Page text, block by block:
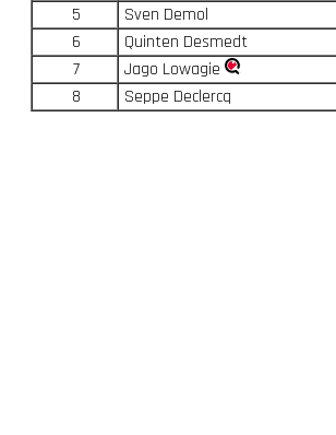
5
Sven Demol
6
Quinten Desmedt
7
Jago Lowagie
8
Seppe Declercq